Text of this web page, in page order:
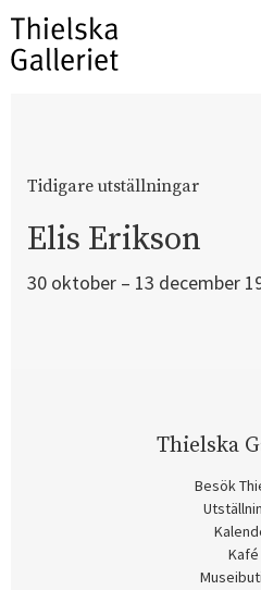
Tidigare utställningar
Elis Erikson
30 oktober – 13 december
Thielska
Besök
Kafé